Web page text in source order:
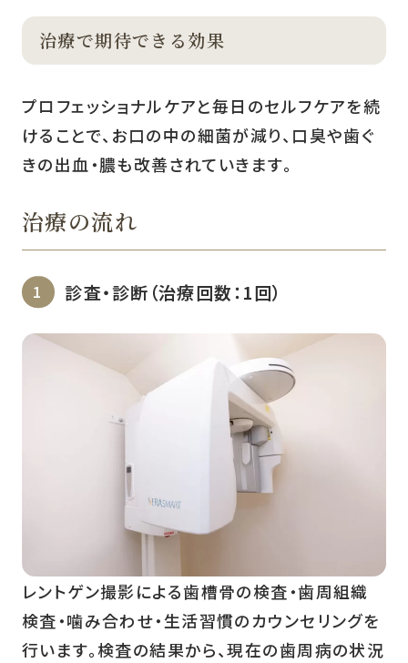
治療で期待できる効果
プロフェッショナルケアと毎日のセルフケアを続
けることで、お口の中の細菌が減り、口臭や歯ぐ
きの出血・膿も改善されていきます。
治療の流れ
診査・診断（治療回数：1回）
レントゲン撮影による歯槽骨の検査・歯周組織
検査・噛み合わせ・生活習慣のカウンセリングを
行います。検査の結果から、現在の歯周病の状況